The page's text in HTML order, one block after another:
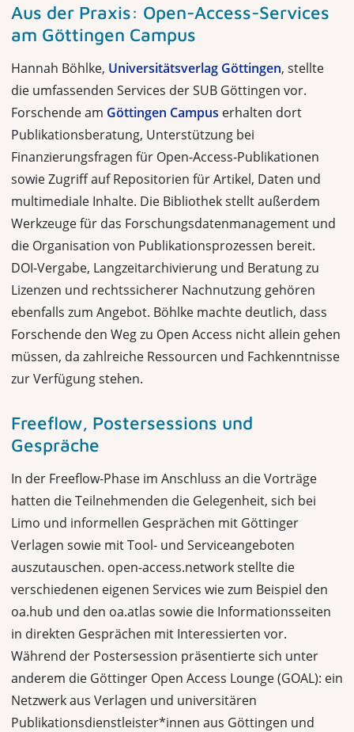
Aus der Praxis: Open-Access-Services
am Göttingen Campus
Hannah Böhlke, Universitätsverlag Göttingen, stellte
die umfassenden Services der SUB Göttingen vor.
Forschende am Göttingen Campus erhalten dort
Publikationsberatung, Unterstützung bei
Finanzierungsfragen für Open-Access-Publikationen
sowie Zugriff auf Repositorien für Artikel, Daten und
multimediale Inhalte. Die Bibliothek stellt außerdem
Werkzeuge für das Forschungsdatenmanagement und
die Organisation von Publikationsprozessen bereit.
DOI-Vergabe, Langzeitarchivierung und Beratung zu
Lizenzen und rechtssicherer Nachnutzung gehören
ebenfalls zum Angebot. Böhlke machte deutlich, dass
Forschende den Weg zu Open Access nicht allein gehen
müssen, da zahlreiche Ressourcen und Fachkenntnisse
zur Verfügung stehen.
Freeflow, Postersessions und
Gespräche
In der Freeflow-Phase im Anschluss an die Vorträge
hatten die Teilnehmenden die Gelegenheit, sich bei
Limo und informellen Gesprächen mit Göttinger
Verlagen sowie mit Tool- und Serviceangeboten
auszutauschen. open-access.network stellte die
verschiedenen eigenen Services wie zum Beispiel den
oa.hub und den oa.atlas sowie die Informationsseiten
in direkten Gesprächen mit Interessierten vor.
Während der Postersession präsentierte sich unter
anderem die Göttinger Open Access Lounge (GOAL): ein
Netzwerk aus Verlagen und universitären
Publikationsdienstleister*innen aus Göttingen und